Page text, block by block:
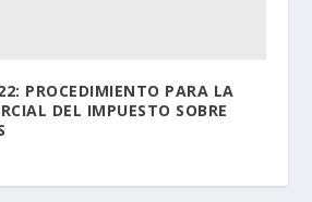
PROCEDIMIENTO PARA LA
DEL IMPUESTO SOBRE